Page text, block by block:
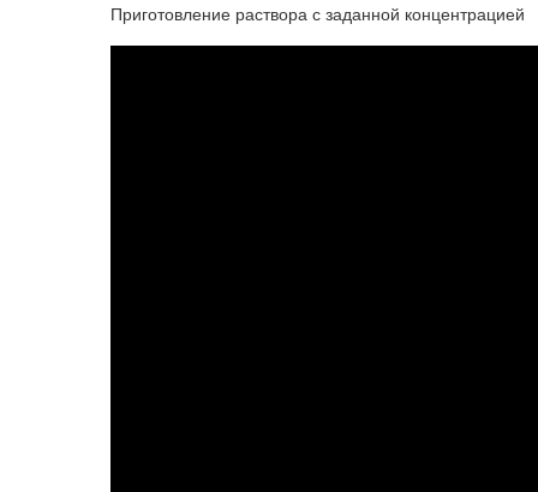
Приготовление раствора с заданной концентрацией